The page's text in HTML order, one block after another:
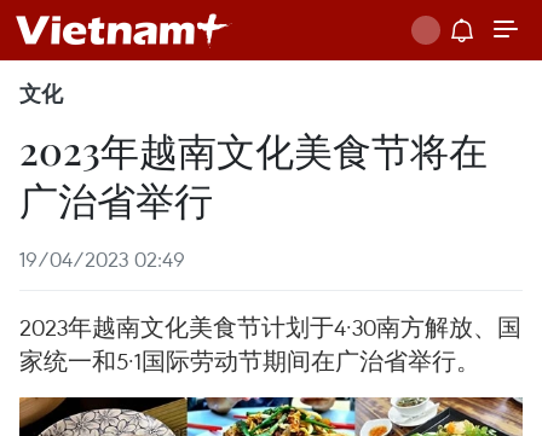
文化
2023年越南文化美食节将在
广治省举行
19/04/2023 02:49
2023年越南文化美食节计划于4·30南方解放、国
家统一和5·1国际劳动节期间在广治省举行。